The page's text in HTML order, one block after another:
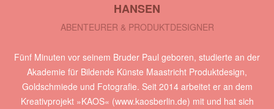
HANSEN
ABENTEURER & PRODUKTDESIGNER
Fünf Minuten vor seinem Bruder Paul geboren, studierte an der
Akademie für Bildende Künste Maastricht Produktdesign,
Goldschmiede und Fotografie. Seit 2014 arbeitet er an dem
Kreativprojekt »KAOS« (www.kaosberlin.de) mit und hat sich